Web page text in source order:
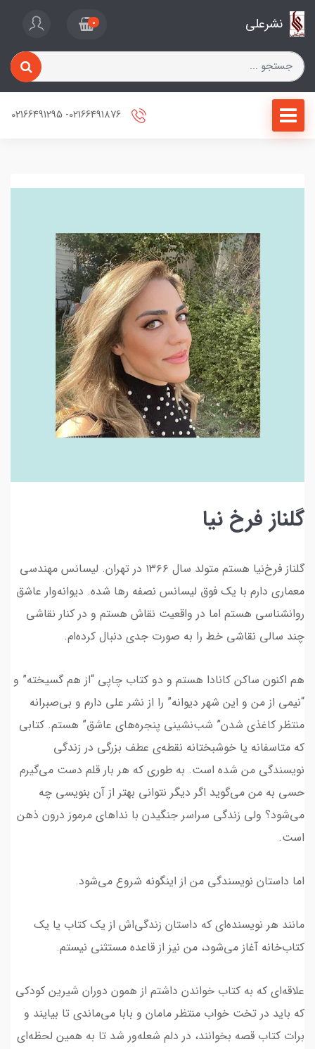
نشرعلی 0
گلناز فرخ نیا
گلناز فرخ‌نیا هستم متولد سال ۱۳۶۶ در تهران. لیسانس مهندسی
معماری دارم با یک فوق لیسانس نصفه رها شده. دیوانه‌وار عاشق
روانشناسی هستم اما در واقعیت نقاش هستم و در کنار نقاشی
چند سالی نقاشی خط را به صورت جدی دنبال کرده‌ام.
هم اکنون ساکن کانادا هستم و دو کتاب چاپی “از هم گسیخته” و
“نیمی از من و این شهر دیوانه” را از نشر علی دارم و بی‌صبرانه
منتظر کاغذی شدن” شب‌نشینی پنجره‌های عاشق” هستم. کتابی
که متاسفانه یا خوشبختانه نقطه‌ی عطف بزرگی در زندگی
نویسندگی من شده است. به طوری که هر بار قلم دست می‌گیرم
حسی به من می‌گوید اگر دیگر نتوانی بهتر از آن بنویسی چه
می‌شود؟ ولی زندگی سراسر جنگیدن با نداهای مرموز درون ذهن
است.
اما داستان نویسندگی من از اینگونه شروع می‌شود.
مانند هر نویسنده‌ای که داستان زندگی‌اش از یک کتاب یا یک
کتاب‌خانه آغاز می‌شود، من نیز از قاعده مستثنی نیستم.
علاقه‌ای که به کتاب خواندن داشتم از همون دوران شیرین کودکی
که باید‌ در تخت خواب منتظر مامان و بابا می‌ماندی تا بیایند و
برات کتاب قصه بخوانند، در دلم شعله‌ور شد تا به همین لحظه‌ای